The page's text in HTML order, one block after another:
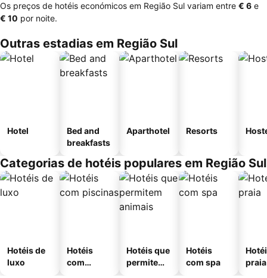
Os preços de hotéis económicos em Região Sul variam entre ‎€ 6 e
‎€ 10 por noite.
Outras estadias em Região Sul
Hotel
Bed and
breakfasts
Aparthotel Resorts
Categorias de hotéis populares em Região Sul
Hotéis de
luxo
Hotéis
com
Hotéis que
permitem
Hotéis
com spa
praia